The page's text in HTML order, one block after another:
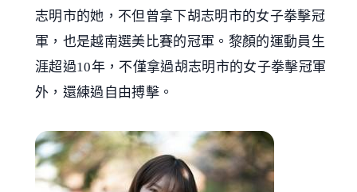
志明市的她，不但曾拿下胡志明市的女子拳擊冠
軍，也是越南選美比賽的冠軍。黎顏的運動員生
涯超過10年，不僅拿過胡志明市的女子拳擊冠軍
外，還練過自由搏擊。